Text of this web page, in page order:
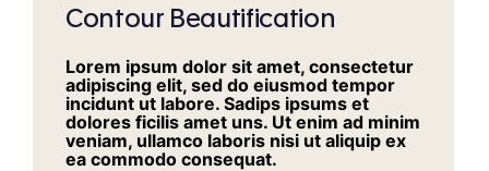
Contour Beautification
Lorem ipsum dolor sit amet, consectetur
adipiscing elit, sed do eiusmod tempor
incidunt ut labore. Sadips ipsums et
dolores ficilis amet uns. Ut enim ad minim
veniam, ullamco laboris nisi ut aliquip ex
ea commodo consequat.